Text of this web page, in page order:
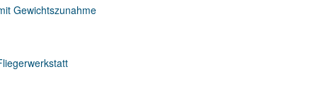
Gewichtszunahme